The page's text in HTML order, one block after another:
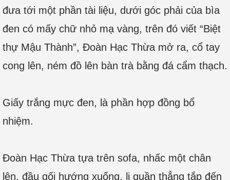
đưa tới một phần tài liệu, dưới góc phải của bìa
đen có mấy chữ nhỏ mạ vàng, trên đó viết “Biệt
thự Mậu Thành”, Đoàn Hạc Thừa mở ra, cổ tay
cong lên, ném đồ lên bàn trà bằng đá cẩm thạch.
Giấy trắng mực đen, là phần hợp đồng bổ
nhiệm.
Đoàn Hạc Thừa tựa trên sofa, nhấc một chân
lên, đầu gối hướng xuống, li quần thẳng tắp đến